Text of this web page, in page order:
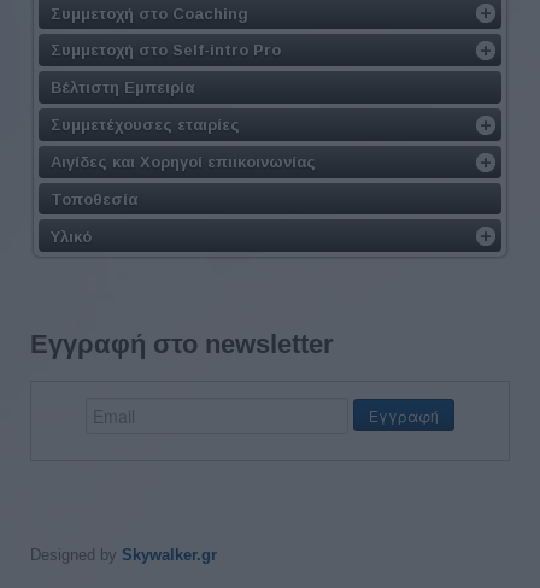
Συμμετοχή στο Coaching
Συμμετοχή στο Self-intro Pro
Βέλτιστη Εμπειρία
Συμμετέχουσες εταιρίες
Αιγίδες και Χορηγοί επιικοινωνίας
Τοποθεσία
Υλικό
Εγγραφή στο newsletter
Designed by Skywalker.gr